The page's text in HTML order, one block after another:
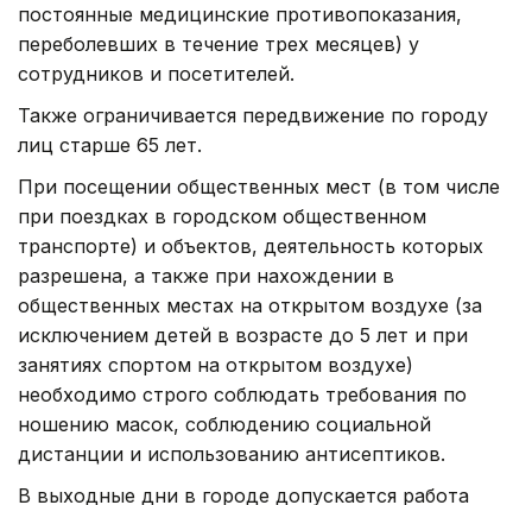
постоянные медицинские противопоказания,
переболевших в течение трех месяцев) у
сотрудников и посетителей.
Также ограничивается передвижение по городу
лиц старше 65 лет.
При посещении общественных мест (в том числе
при поездках в городском общественном
транспорте) и объектов, деятельность которых
разрешена, а также при нахождении в
общественных местах на открытом воздухе (за
исключением детей в возрасте до 5 лет и при
занятиях спортом на открытом воздухе)
необходимо строго соблюдать требования по
ношению масок, соблюдению социальной
дистанции и использованию антисептиков.
В выходные дни в городе допускается работа